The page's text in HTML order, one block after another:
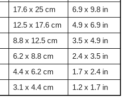
17.6 x 25 cm
6.9 x 9.8 in
12.5 x 17.6 cm
4.9 x 6.9 in
8.8 x 12.5 cm
3.5 x 4.9 in
6.2 x 8.8 cm
2.4 x 3.5 in
4.4 x 6.2 cm
1.7 x 2.4 in
3.1 x 4.4 cm 1.2 x 1.7 in